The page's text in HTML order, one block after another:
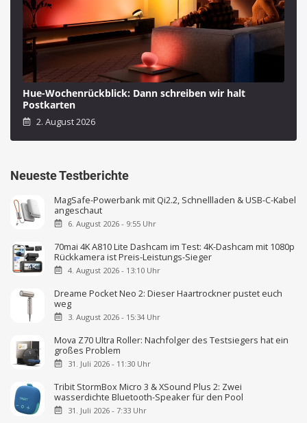
Hue-Wochenrückblick: Dann schreiben wir halt
Postkarten
2. August 2026
Neueste Testberichte
MagSafe-Powerbank mit Qi2.2, Schnellladen & USB-C-Kabel
angeschaut
6. August 2026 - 9:55 Uhr
70mai 4K A810 Lite Dashcam im Test: 4K-Dashcam mit 1080p
Rückkamera ist Preis-Leistungs-Sieger
4. August 2026 - 13:10 Uhr
Dreame Pocket Neo 2: Dieser Haartrockner pustet euch
weg
3. August 2026 - 15:34 Uhr
Mova Z70 Ultra Roller: Nachfolger des Testsiegers hat ein
großes Problem
31. Juli 2026 - 11:30 Uhr
Tribit StormBox Micro 3 & XSound Plus 2: Zwei
wasserdichte Bluetooth-Speaker für den Pool
31. Juli 2026 - 7:33 Uhr